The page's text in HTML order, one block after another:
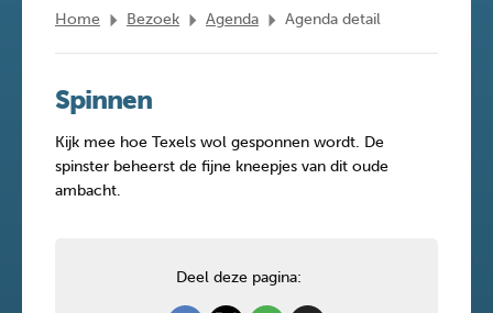
Home Bezoek Agenda Agenda detail
Spinnen
Kijk mee hoe Texels wol gesponnen wordt. De
spinster beheerst de fijne kneepjes van dit oude
ambacht.
Deel deze pagina: